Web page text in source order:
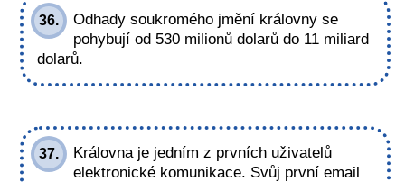
36.
Odhady soukromého jmění královny se
pohybují od 530 milionů dolarů do 11 miliard
dolarů.
37.
Královna je jedním z prvních uživatelů
elektronické komunikace. Svůj první email